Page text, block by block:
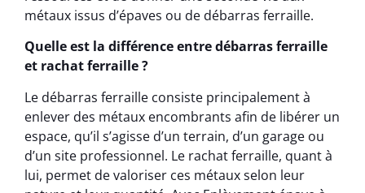
métaux issus d’épaves ou de débarras ferraille.
Quelle est la différence entre débarras ferraille
et rachat ferraille ?
Le débarras ferraille consiste principalement à
enlever des métaux encombrants afin de libérer un
espace, qu’il s’agisse d’un terrain, d’un garage ou
d’un site professionnel. Le rachat ferraille, quant à
lui, permet de valoriser ces métaux selon leur